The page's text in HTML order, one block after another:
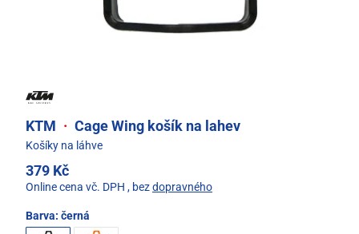
KTM · Cage Wing košík na lahev
Košíky na láhve
379 Kč
Online cena vč. DPH , bezdopravného
Barva: černá